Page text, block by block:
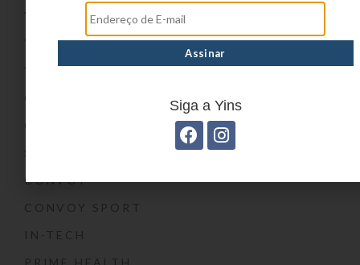
YIN’S PAPER
YIN’S KIDS
CONVOY
CONVOY SPORT
IN-TECH
Siga a Yins